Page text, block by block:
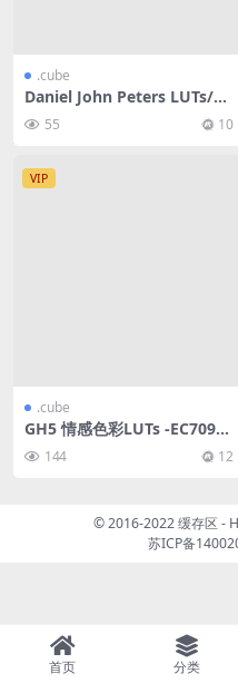
.cube
Daniel John Peters LUTs/叠
加素材 系列合集
55 10
VIP
.cube
GH5 情感色彩LUTs -EC709/L
ogC/HLG/Cine-D
144 12
© 2016-2022 缓存区 -
苏ICP备
首页 分类